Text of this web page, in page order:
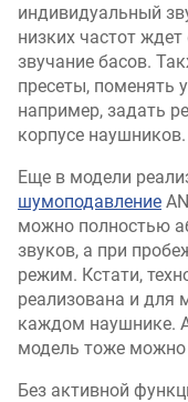
индивидуальный
низких частот
звучание басов.
пресеты, поменять
например, задать
корпусе наушников.
Еще в модели
шумоподавление
можно полностью
звуков, а при
режим. Кстати,
реализована и для
каждом наушнике.
модель тоже
Без активной